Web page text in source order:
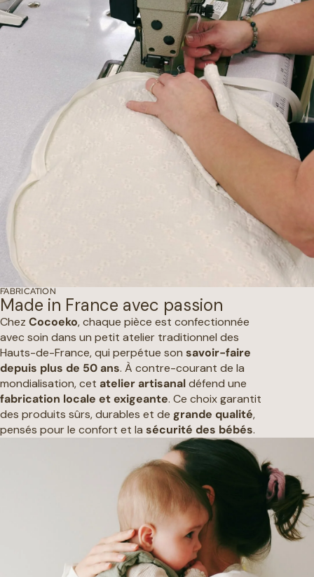
FABRICATION
Made in France avec passion
Chez Cocoeko, chaque pièce est confectionnée
avec soin dans un petit atelier traditionnel des
Hauts-de-France, qui perpétue son savoir-faire
depuis plus de 50 ans. À contre-courant de la
mondialisation, cet atelier artisanaldéfend une
fabrication locale et exigeante. Ce choix garantit
des produits sûrs, durables et de grande qualité,
pensés pour le confort et la sécurité des bébés.